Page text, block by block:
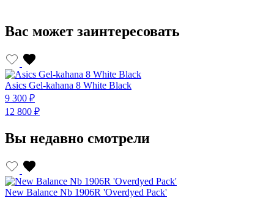
Вас может заинтересовать
Asics Gel-kahana 8 White Black
9 300 ₽
12 800 ₽
Вы недавно смотрели
New Balance Nb 1906R 'Overdyed Pack'